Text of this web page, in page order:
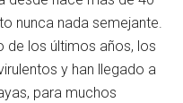
nunca nada semejante.
de los últimos años, los
y han llegado a
para muchos